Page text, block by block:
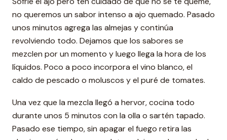
no queremos un sabor intenso a ajo quemado. Pasado
unos minutos agrega las almejas y continúa
revolviendo todo. Dejamos que los sabores se
mezclen por un momento y luego llega la hora de los
líquidos. Poco a poco incorpora el vino blanco, el
caldo de pescado o moluscos y el puré de tomates.
Una vez que la mezcla llegó a hervor, cocina todo
durante unos 5 minutos con la olla o sartén tapado.
Pasado ese tiempo, sin apagar el fuego retira las